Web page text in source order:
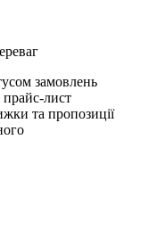
замовлень
прайс-лист
та пропозиції